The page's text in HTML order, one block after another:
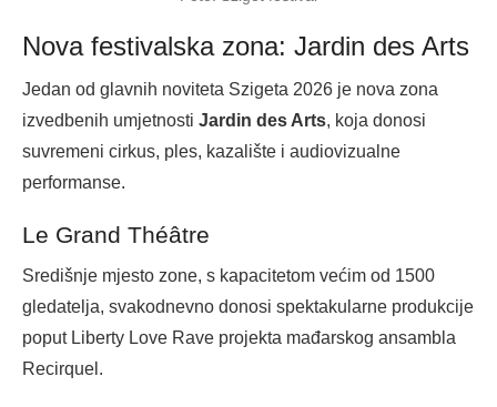
Nova festivalska zona: Jardin des Arts
Jedan od glavnih noviteta Szigeta 2026 je nova zona
izvedbenih umjetnosti Jardin des Arts, koja donosi
suvremeni cirkus, ples, kazalište i audiovizualne
performanse.
Le Grand Théâtre
Središnje mjesto zone, s kapacitetom većim od 1500
gledatelja, svakodnevno donosi spektakularne produkcije
poput Liberty Love Rave projekta mađarskog ansambla
Recirquel.